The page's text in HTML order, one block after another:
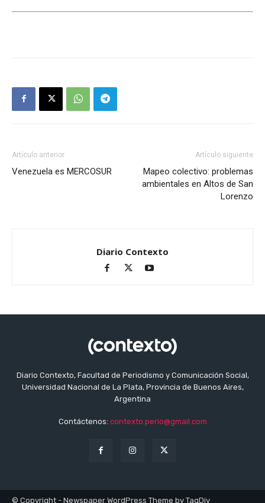
Artículo anterior
Venezuela es MERCOSUR
Artículo siguiente
Mapeo colectivo: problemas
ambientales en Altos de San
Lorenzo
Diario Contexto
Diario Contexto, Facultad de Periodismo y Comunicación Social,
Universidad Nacional de La Plata, Provincia de Buenos Aires,
Argentina
Contáctenos: contexto.perio@gmail.com
© Copyright - Newspaper WordPress Theme by TagDiv